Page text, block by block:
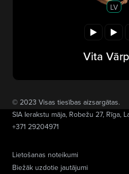
LV
Vita
Lietošanas noteikumi
Biežāk uzdotie jautājumi
© 2023 Visas tiesības aizsargātas.
SIA Ierakstu māja, Robežu 27, Rīga,
+371 29204971